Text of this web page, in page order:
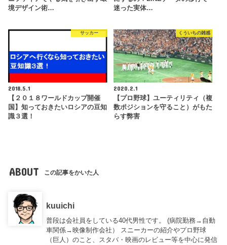
境デザイン術…
迷った実体…
サッカー
2018.5.1
【２０１８ワールドカップ開催
国】知っておきたいロシアの豆知
識３選！
くういちの雑感
2020.2.1
【プロ野球】ユーティリティ（複
数ポジションを守ること）がもた
らす弊害
ABOUT この記事をかいた人
kuuichi
普段は会社員をしている40代男性です。 (病院勤務→自動
車関係→映像制作会社） スニーカーの紹介やプロ野球
（巨人）のこと、スタバ・映画のレビュー等を中心に発信